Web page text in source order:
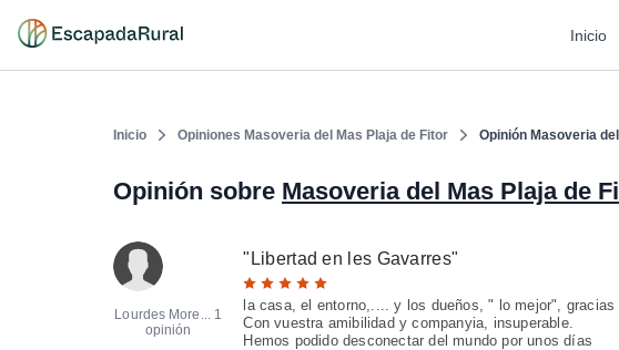
Inicio
Inicio Opiniones Masoveria del Mas Plaja de Fitor Opinión Masoveria
Opinión sobre Masoveria del Mas Plaja de
Lourdes More... 1
opinión
" Libertad en les Gavarres"
la casa, el entorno,.... y los dueños, " lo mejor",
Con vuestra amibilidad y companyia, insuperable.
Hemos podido desconectar del mundo por unos días